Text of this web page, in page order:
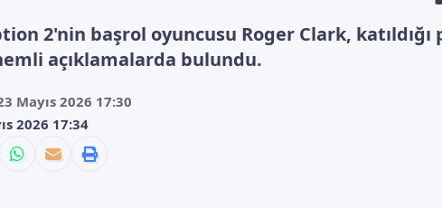
2'nin başrol oyuncusu Roger Clark,
açıklamalarda bulundu.
2026 17:34
Mayıs 2026 17:30